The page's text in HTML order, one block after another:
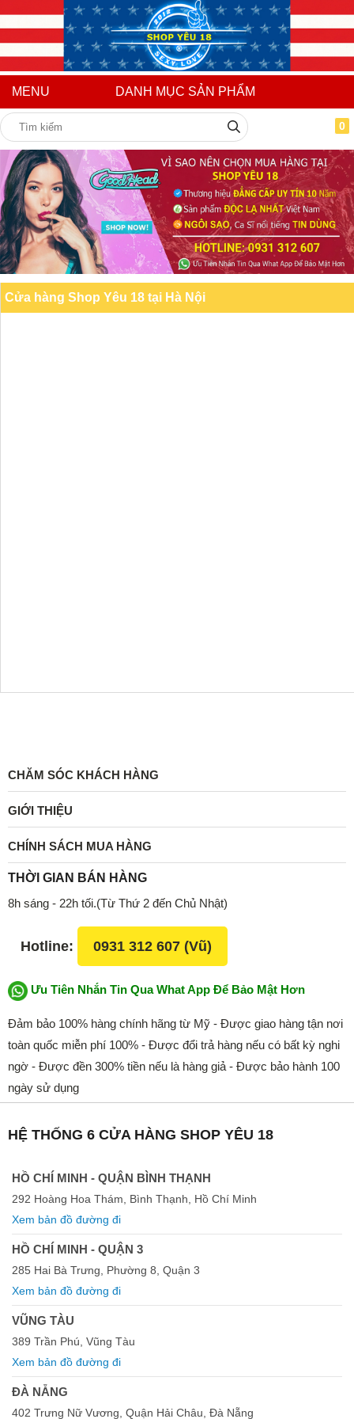
MENU DANH MỤC SẢN PHẨM
0
Cửa hàng Shop Yêu 18 tại Hà Nội
CHĂM SÓC KHÁCH HÀNG
GIỚI THIỆU
CHÍNH SÁCH MUA HÀNG
THỜI GIAN BÁN HÀNG
8h sáng - 22h tối.(Từ Thứ 2 đến Chủ Nhật)
Hotline: 0931 312 607 (Vũ)
Ưu Tiên Nhắn Tin Qua What App Để Bảo Mật Hơn
Đảm bảo 100% hàng chính hãng từ Mỹ - Được giao hàng tận nơi
toàn quốc miễn phí 100% - Được đổi trả hàng nếu có bất kỳ nghi
ngờ - Được đền 300% tiền nếu là hàng giả - Được bảo hành 100
ngày sử dụng
HỆ THỐNG 6 CỬA HÀNG SHOP YÊU 18
HỒ CHÍ MINH - QUẬN BÌNH THẠNH
292 Hoàng Hoa Thám, Bình Thạnh, Hồ Chí Minh
Xem bản đồ đường đi
HỒ CHÍ MINH - QUẬN 3
285 Hai Bà Trưng, Phường 8, Quận 3
Xem bản đồ đường đi
VŨNG TÀU
389 Trần Phú, Vũng Tàu
Xem bản đồ đường đi
ĐÀ NẴNG
402 Trưng Nữ Vương, Quận Hải Châu, Đà Nẵng